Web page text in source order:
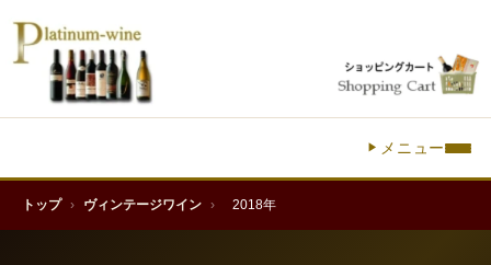
メニュー
トップ › ヴィンテージワイン › 2018年